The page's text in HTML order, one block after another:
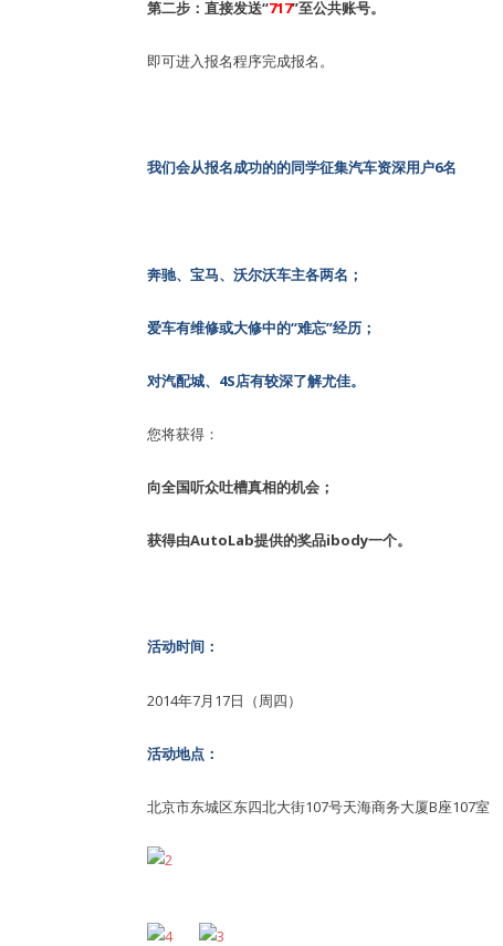
第二步：直接发送“717”至公共账号。
即可进入报名程序完成报名。
我们会从报名成功的的同学征集汽车资深用户6名
奔驰、宝马、沃尔沃车主各两名；
爱车有维修或大修中的“难忘”经历；
对汽配城、4S店有较深了解尤佳。
您将获得：
向全国听众吐槽真相的机会；
获得由AutoLab提供的奖品ibody一个。
活动时间：
2014年7月17日（周四）
活动地点：
北京市东城区东四北大街107号天海商务大厦B座107室